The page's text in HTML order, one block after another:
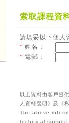
索取課程資
請填妥以下個人
* 姓名：
* 電郵：
以上資料由客戶提
人資料聲明》及《
The above
technical